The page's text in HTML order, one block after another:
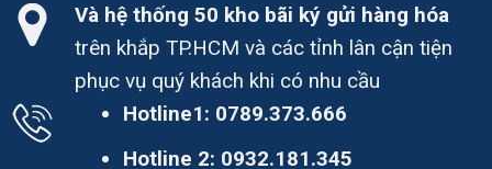
Và hệ thống 50 kho bãi ký gửi hàng hóa
trên khắp TP.HCM và các tỉnh lân cận tiện
phục vụ quý khách khi có nhu cầu
Hotline1: 0789.373.666
Hotline 2: 0932.181.345